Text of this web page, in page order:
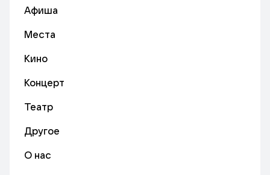
Афиша
Места
Кино
Концерт
Театр
Другое
О нас